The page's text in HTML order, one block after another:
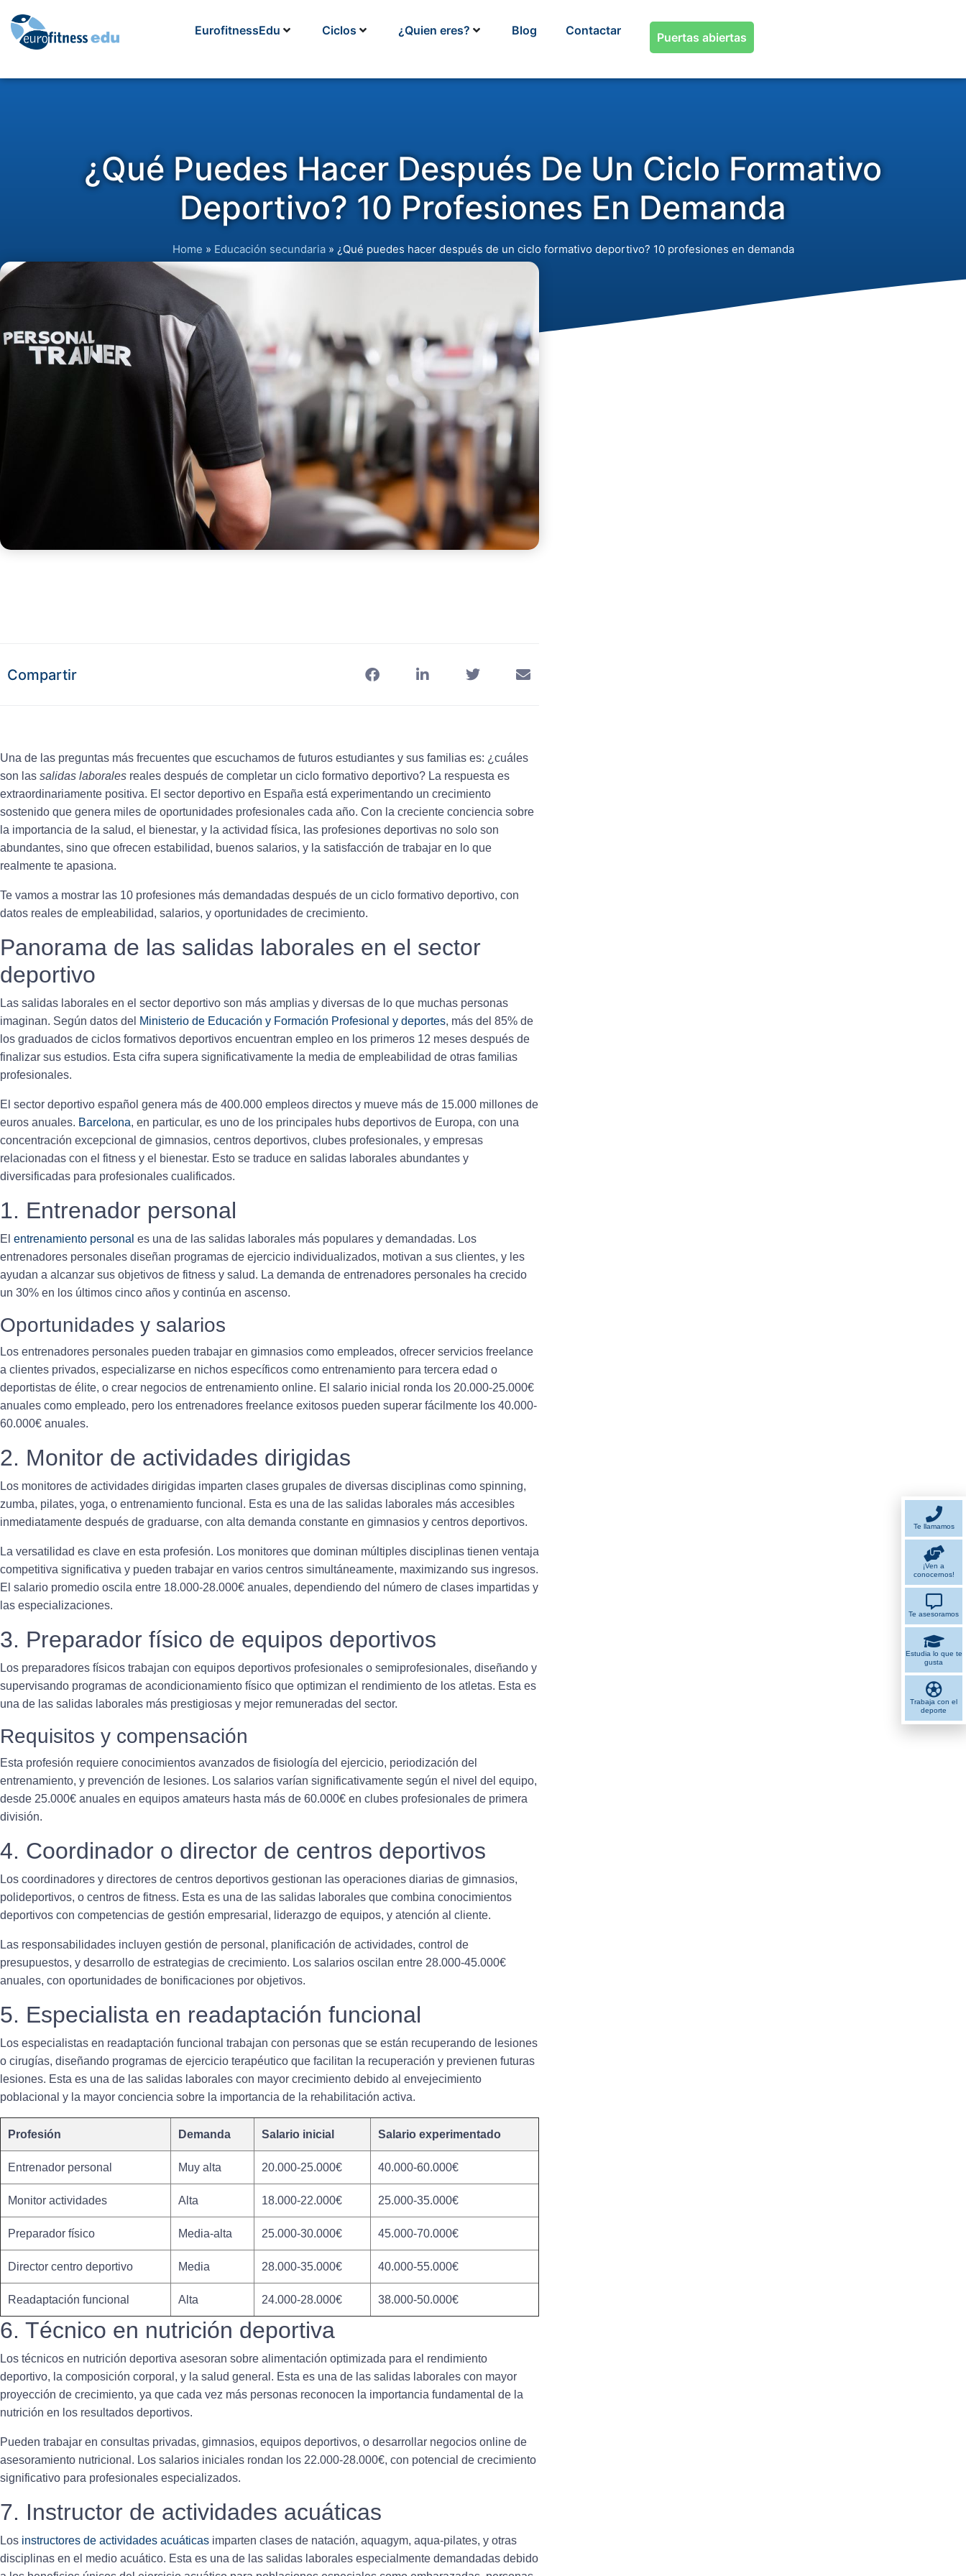
EurofitnessEdu Ciclos ¿Quien eres? Blog Contactar Puertas abiertas
¿Qué Puedes Hacer Después De Un Ciclo Formativo
Deportivo? 10 Profesiones En Demanda
Home » Educación secundaria» ¿Qué puedes hacer después de un ciclo formativo deportivo? 10 profesiones en demanda
Compartir
Una de las preguntas más frecuentes que escuchamos de futuros estudiantes y sus familias es: ¿cuáles
son las salidas laborales reales después de completar un ciclo formativo deportivo? La respuesta es
extraordinariamente positiva. El sector deportivo en España está experimentando un crecimiento
sostenido que genera miles de oportunidades profesionales cada año. Con la creciente conciencia sobre
la importancia de la salud, el bienestar, y la actividad física, las profesiones deportivas no solo son
abundantes, sino que ofrecen estabilidad, buenos salarios, y la satisfacción de trabajar en lo que
realmente te apasiona.
Te vamos a mostrar las 10 profesiones más demandadas después de un ciclo formativo deportivo, con
datos reales de empleabilidad, salarios, y oportunidades de crecimiento.
Panorama de las salidas laborales en el sector
deportivo
Las salidas laborales en el sector deportivo son más amplias y diversas de lo que muchas personas
imaginan. Según datos del Ministerio de Educación y Formación Profesional y deportes, más del 85% de
los graduados de ciclos formativos deportivos encuentran empleo en los primeros 12 meses después de
finalizar sus estudios. Esta cifra supera significativamente la media de empleabilidad de otras familias
profesionales.
El sector deportivo español genera más de 400.000 empleos directos y mueve más de 15.000 millones de
euros anuales. Barcelona, en particular, es uno de los principales hubs deportivos de Europa, con una
concentración excepcional de gimnasios, centros deportivos, clubes profesionales, y empresas
relacionadas con el fitness y el bienestar. Esto se traduce en salidas laborales abundantes y
diversificadas para profesionales cualificados.
1. Entrenador personal
El entrenamiento personal es una de las salidas laborales más populares y demandadas. Los
entrenadores personales diseñan programas de ejercicio individualizados, motivan a sus clientes, y les
ayudan a alcanzar sus objetivos de fitness y salud. La demanda de entrenadores personales ha crecido
un 30% en los últimos cinco años y continúa en ascenso.
Oportunidades y salarios
Los entrenadores personales pueden trabajar en gimnasios como empleados, ofrecer servicios freelance
a clientes privados, especializarse en nichos específicos como entrenamiento para tercera edad o
deportistas de élite, o crear negocios de entrenamiento online. El salario inicial ronda los 20.000-25.000€
anuales como empleado, pero los entrenadores freelance exitosos pueden superar fácilmente los 40.000-
60.000€ anuales.
2. Monitor de actividades dirigidas
Los monitores de actividades dirigidas imparten clases grupales de diversas disciplinas como spinning,
zumba, pilates, yoga, o entrenamiento funcional. Esta es una de las salidas laborales más accesibles
inmediatamente después de graduarse, con alta demanda constante en gimnasios y centros deportivos.
La versatilidad es clave en esta profesión. Los monitores que dominan múltiples disciplinas tienen ventaja
competitiva significativa y pueden trabajar en varios centros simultáneamente, maximizando sus ingresos.
El salario promedio oscila entre 18.000-28.000€ anuales, dependiendo del número de clases impartidas y
las especializaciones.
3. Preparador físico de equipos deportivos
Los preparadores físicos trabajan con equipos deportivos profesionales o semiprofesionales, diseñando y
supervisando programas de acondicionamiento físico que optimizan el rendimiento de los atletas. Esta es
una de las salidas laborales más prestigiosas y mejor remuneradas del sector.
Requisitos y compensación
Esta profesión requiere conocimientos avanzados de fisiología del ejercicio, periodización del
entrenamiento, y prevención de lesiones. Los salarios varían significativamente según el nivel del equipo,
desde 25.000€ anuales en equipos amateurs hasta más de 60.000€ en clubes profesionales de primera
división.
4. Coordinador o director de centros deportivos
Los coordinadores y directores de centros deportivos gestionan las operaciones diarias de gimnasios,
polideportivos, o centros de fitness. Esta es una de las salidas laborales que combina conocimientos
deportivos con competencias de gestión empresarial, liderazgo de equipos, y atención al cliente.
Las responsabilidades incluyen gestión de personal, planificación de actividades, control de
presupuestos, y desarrollo de estrategias de crecimiento. Los salarios oscilan entre 28.000-45.000€
anuales, con oportunidades de bonificaciones por objetivos.
5. Especialista en readaptación funcional
Los especialistas en readaptación funcional trabajan con personas que se están recuperando de lesiones
o cirugías, diseñando programas de ejercicio terapéutico que facilitan la recuperación y previenen futuras
lesiones. Esta es una de las salidas laborales con mayor crecimiento debido al envejecimiento
poblacional y la mayor conciencia sobre la importancia de la rehabilitación activa.
Profesión Demanda Salario inicial Salario experimentado
Entrenador personal Muy alta 20.000-25.000€ 40.000-60.000€
Monitor actividades Alta 18.000-22.000€ 25.000-35.000€
Preparador físico Media-alta 25.000-30.000€ 45.000-70.000€
Director centro deportivo Media 28.000-35.000€ 40.000-55.000€
Readaptación funcional Alta 24.000-28.000€ 38.000-50.000€
6. Técnico en nutrición deportiva
Los técnicos en nutrición deportiva asesoran sobre alimentación optimizada para el rendimiento
deportivo, la composición corporal, y la salud general. Esta es una de las salidas laborales con mayor
proyección de crecimiento, ya que cada vez más personas reconocen la importancia fundamental de la
nutrición en los resultados deportivos.
Pueden trabajar en consultas privadas, gimnasios, equipos deportivos, o desarrollar negocios online de
asesoramiento nutricional. Los salarios iniciales rondan los 22.000-28.000€, con potencial de crecimiento
significativo para profesionales especializados.
7. Instructor de actividades acuáticas
Los instructores de actividades acuáticas imparten clases de natación, aquagym, aqua-pilates, y otras
disciplinas en el medio acuático. Esta es una de las salidas laborales especialmente demandadas debido
Te llamamos
¡Ven a
conocernos!
Te asesoramos
Estudia lo que te
gusta
Trabaja con el
deporte